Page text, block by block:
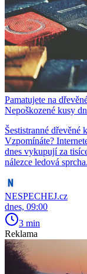
Pamatujete na
Nepoškozené kusy
Šestistranné dřevěné
Vzpomínáte?
dnes vykupují za
nálezce ledová sprcha.
NESPECHEJ.cz
dnes, 09:00
3 min
Reklama